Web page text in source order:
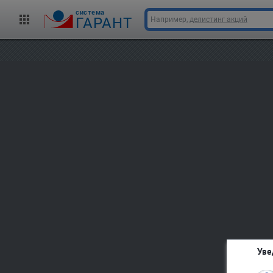
cистема
ГАРАНТ Например, делистинг акций